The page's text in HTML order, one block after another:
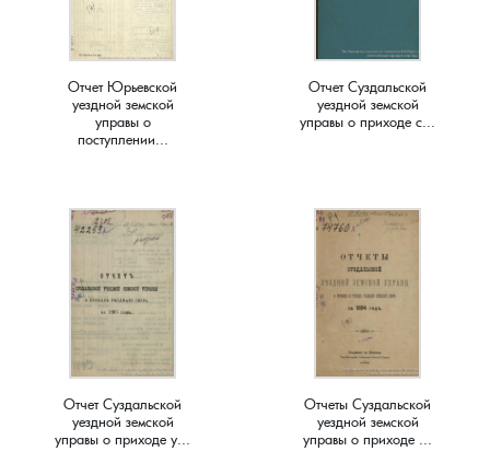
Отчет Юрьевской
уездной земской
управы о
поступлении...
Отчет Суздальской
уездной земской
управы о приходе с...
Отчет Суздальской
уездной земской
управы о приходе у...
Отчеты Суздальской
уездной земской
управы о приходе ...
Краснораменье, деревня
Круглово, село
Крутово, деревня
Куницыно, дерервня
Курменёво, деревня
Лаптево, село
Лезжени, деревня
Леонтьево, село
Хорятино, деревня
Ченцы, деревня
Шушерино, деревня
Эсино, деревня